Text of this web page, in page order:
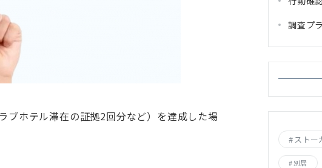
ブホテル滞在の証拠2回分など）を達成した場
調査プ
ストー
別居